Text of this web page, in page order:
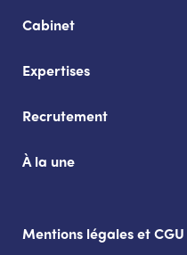
Cabinet
Expertises
Recrutement
À la une
Mentions légales et CGU